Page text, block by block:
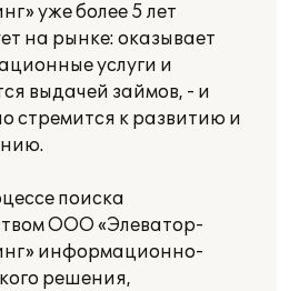
уже более 5 лет
на рынке: оказывает
услуги и
выдачей займов, - и
стремится к развитию и
поиска
ООО «Элеватор-
информационно-
решения,